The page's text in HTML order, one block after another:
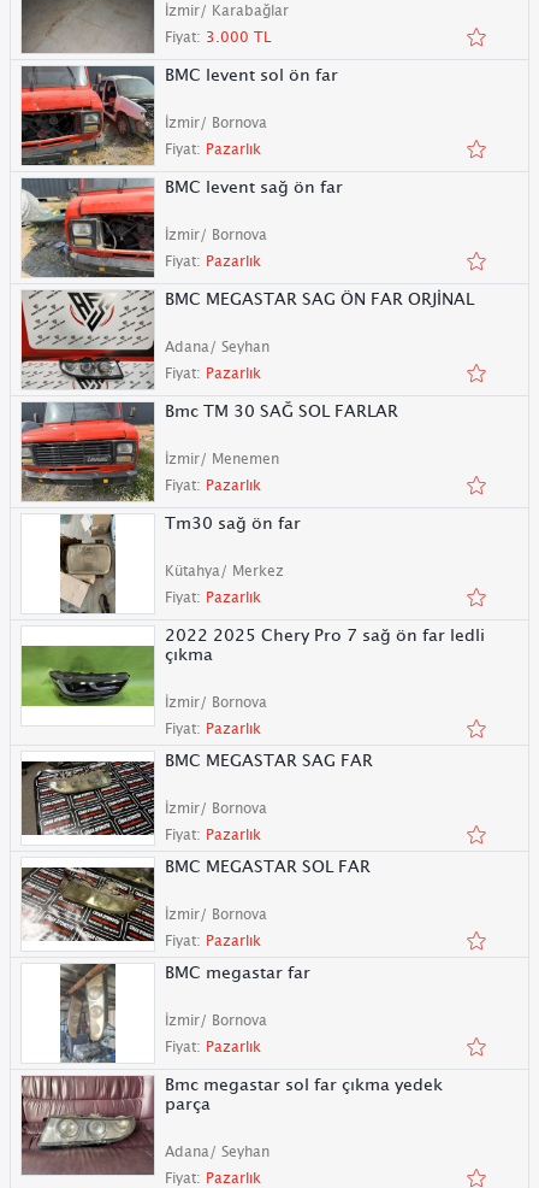
İzmir/ Karabağlar
Fiyat: 3.000 TL
BMC levent sol ön far
İzmir/ Bornova
Fiyat: Pazarlık
BMC levent sağ ön far
İzmir/ Bornova
Fiyat: Pazarlık
BMC MEGASTAR SAG ÖN FAR ORJİNAL
Adana/ Seyhan
Fiyat: Pazarlık
Bmc TM 30 SAĞ SOL FARLAR
İzmir/ Menemen
Fiyat: Pazarlık
Tm30 sağ ön far
Kütahya/ Merkez
Fiyat: Pazarlık
2022 2025 Chery Pro 7 sağ ön far ledli
çıkma
İzmir/ Bornova
Fiyat: Pazarlık
BMC MEGASTAR SAG FAR
İzmir/ Bornova
Fiyat: Pazarlık
BMC MEGASTAR SOL FAR
İzmir/ Bornova
Fiyat: Pazarlık
BMC megastar far
İzmir/ Bornova
Fiyat: Pazarlık
Bmc megastar sol far çıkma yedek
parça
Adana/ Seyhan
Fiyat: Pazarlık